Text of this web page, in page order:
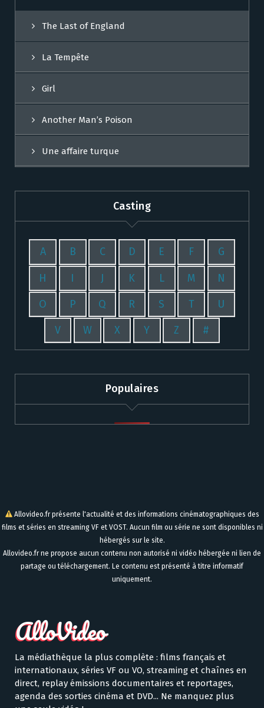
The Last of England
La Tempête
Girl
Another Man’s Poison
Une affaire turque
Casting
A B C D E F G
H I J K L M N
O P Q R S T U
V W X Y Z #
Populaires
Allovideo.fr présente l'actualité et des informations cinématographiques des
films et séries en streaming VF et VOST. Aucun film ou série ne sont disponibles ni
hébergés sur le site.
Allovideo.fr ne propose aucun contenu non autorisé ni vidéo hébergée ni lien de
partage ou téléchargement. Le contenu est présenté à titre informatif
uniquement.
La médiathèque la plus complète : films français et
internationaux, séries VF ou VO, streaming et chaînes en
direct, replay émissions documentaires et reportages,
agenda des sorties cinéma et DVD... Ne manquez plus